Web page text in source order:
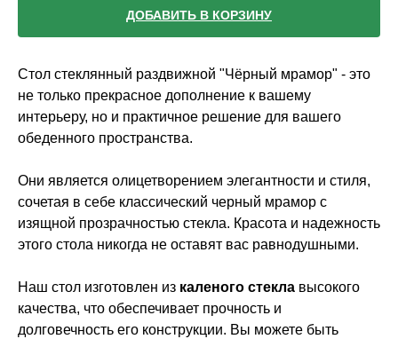
ДОБАВИТЬ В КОРЗИНУ
Стол стеклянный раздвижной "Чёрный мрамор" - это
не только прекрасное дополнение к вашему
интерьеру, но и практичное решение для вашего
обеденного пространства.
Они является олицетворением элегантности и стиля,
сочетая в себе классический черный мрамор с
изящной прозрачностью стекла. Красота и надежность
этого стола никогда не оставят вас равнодушными.
Наш стол изготовлен из каленого стекла высокого
качества, что обеспечивает прочность и
долговечность его конструкции. Вы можете быть